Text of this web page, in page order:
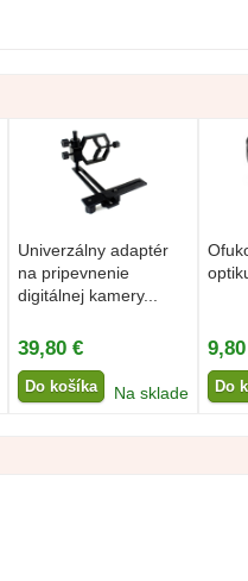
Univerzálny adaptér
na pripevnenie
digitálnej kamery...
39,80 €
Do košíka Na sklade Do